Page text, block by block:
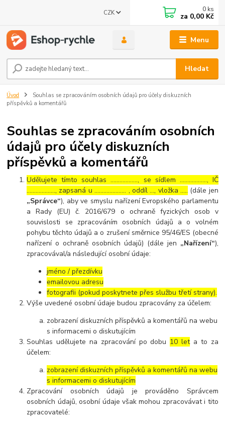
Menu
CZK
Hledat
0 ks
za 0,00 Kč
Úvod
Souhlas se zpracováním osobních údajů pro účely diskuzních
příspěvků a komentářů
Souhlas se zpracováním osobních
údajů pro účely diskuzních
příspěvků a komentářů
Udělujete tímto souhlas ……………..., se sídlem ………………, IČ
………………., zapsaná u ………………… , oddíl …, vložka ….. (dále jen
„Správce“), aby ve smyslu nařízení Evropského parlamentu
a Rady (EU) č. 2016/679 o ochraně fyzických osob v
souvislosti se zpracováním osobních údajů a o volném
pohybu těchto údajů a o zrušení směrnice 95/46/ES (obecné
nařízení o ochraně osobních údajů) (dále jen „Nařízení“),
zpracovával/a následující osobní údaje:
jméno / přezdívku
emailovou adresu
fotografii (pokud poskytnete přes službu třetí strany).
Výše uvedené osobní údaje budou zpracovány za účelem:
zobrazení diskuzních příspěvků a komentářů na webu
s informacemi o diskutujícím
Souhlas udělujete na zpracování po dobu 10 leta to za
účelem:
zobrazení diskuzních příspěvků a komentářů na webu
s informacemi o diskutujícím
Zpracování osobních údajů je prováděno Správcem
osobních údajů, osobní údaje však mohou zpracovávat i tito
zpracovatelé: